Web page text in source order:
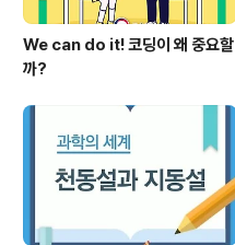
We can do it! 코딩이 왜 중요할
까?